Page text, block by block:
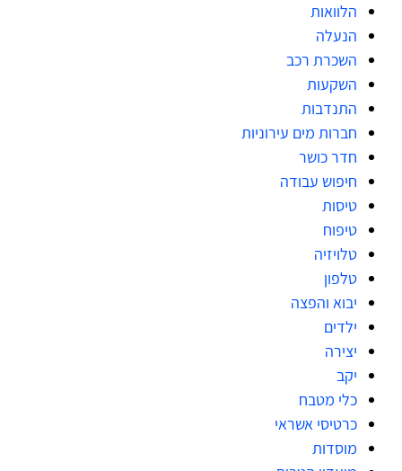
הלוואות
הנעלה
השכרת רכב
השקעות
התנדבות
חברות מים עירוניות
חדר כושר
חיפוש עבודה
טיסות
טיפוח
טלויזיה
טלפון
יבוא והפצה
ילדים
יצירה
יקב
כלי מטבח
כרטיסי אשראי
מוסדות